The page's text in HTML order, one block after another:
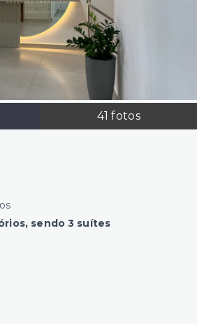
41 fotos
sendo 3 suítes